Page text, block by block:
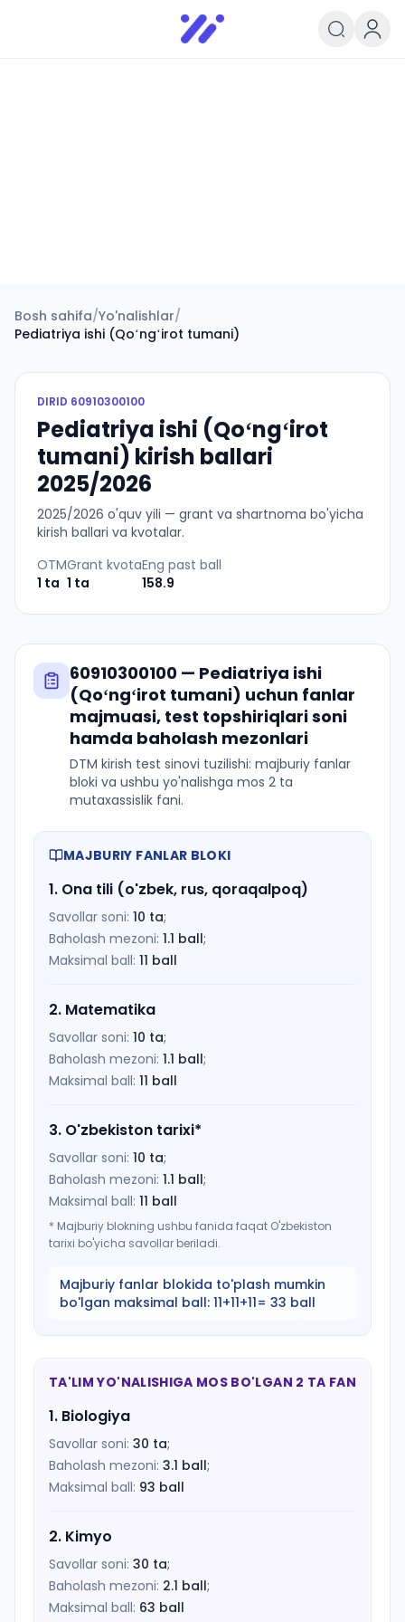
Infoedu
Ta&#039;lim xabarlari va
Bosh sahifa/Yo'nalishlar/
Pediatriya ishi (Qoʻngʻirot tumani)
DIRID 60910300100
Pediatriya ishi (Qoʻngʻirot
tumani) kirish ballari
2025/2026
2025/2026 o'quv yili — grant va shartnoma bo'yicha
kirish ballari va kvotalar.
OTM
1 ta
Grant kvota
1 ta
Eng past ball
158.9
60910300100 — Pediatriya ishi
(Qoʻngʻirot tumani) uchun fanlar
majmuasi, test topshiriqlari soni
hamda baholash mezonlari
DTM kirish test sinovi tuzilishi: majburiy fanlar
bloki va ushbu yo'nalishga mos 2 ta
mutaxassislik fani.
MAJBURIY FANLAR BLOKI
1. Ona tili (o'zbek, rus, qoraqalpoq)
Savollar soni: 10 ta;
Baholash mezoni: 1.1 ball;
Maksimal ball: 11 ball
2. Matematika
Savollar soni: 10 ta;
Baholash mezoni: 1.1 ball;
Maksimal ball: 11 ball
3. O'zbekiston tarixi*
Savollar soni: 10 ta;
Baholash mezoni: 1.1 ball;
Maksimal ball: 11 ball
* Majburiy blokning ushbu fanida faqat O'zbekiston
tarixi bo'yicha savollar beriladi.
Majburiy fanlar blokida to'plash mumkin
bo'lgan maksimal ball: 11+11+11= 33 ball
TA'LIM YO'NALISHIGA MOS BO'LGAN 2 TA FAN
1. Biologiya
Savollar soni: 30 ta;
Baholash mezoni: 3.1 ball;
Maksimal ball: 93 ball
2. Kimyo
Savollar soni: 30 ta;
Baholash mezoni: 2.1 ball;
Maksimal ball: 63 ball